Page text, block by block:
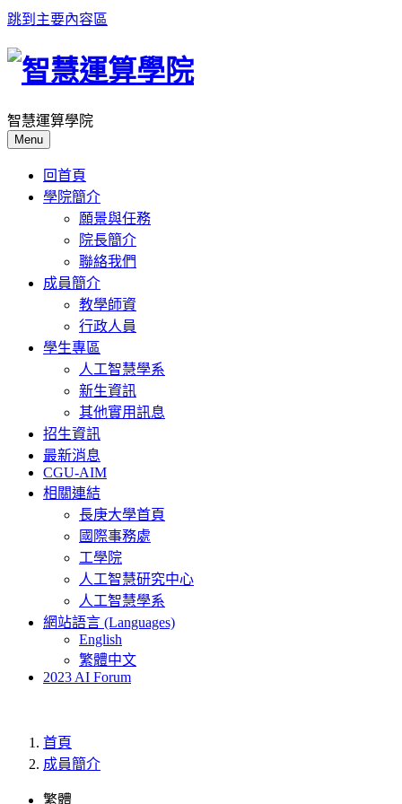
跳到主要內容區
智慧運算學院
Menu
回首頁
學院簡介
願景與任務
院長簡介
聯絡我們
成員簡介
教學師資
行政人員
學生專區
人工智慧學系
新生資訊
其他實用訊息
招生資訊
最新消息
CGU-AIM
相關連結
長庚大學首頁
國際事務處
工學院
人工智慧研究中心
人工智慧學系
網站語言 (Languages)
English
繁體中文
2023 AI Forum
首頁
成員簡介
繁體